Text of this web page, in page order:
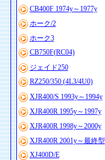
CB400F 1974y～1977y
ホーク/2
ホーク3
CB750F(RC04)
ジェイド250
RZ250/350 (4L3/4U0)
XJR400/S 1993y～1994y
XJR400R 1995y～1997y
XJR400R 1998y～2000y
XJR400R 2001y～最終型
XJ400D/E